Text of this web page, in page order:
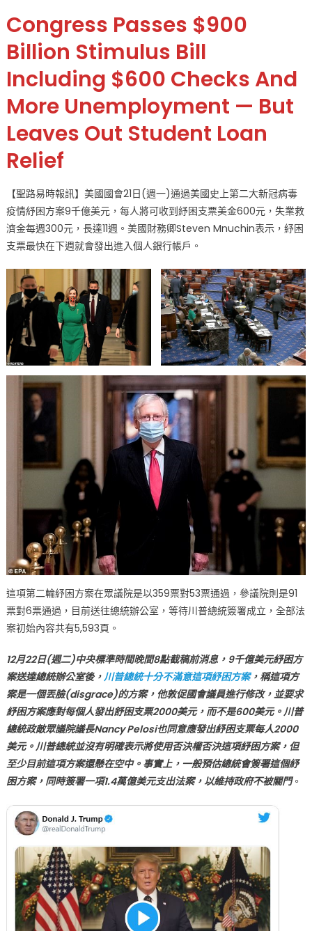
國
上
第
二
大
困
會
通
過
每
$600
每
週
$300
目
前
這
項
方
案
還
懸
中
Congress Passes $900
Billion Stimulus Bill
Including $600 Checks And
More Unemployment — But
Leaves Out Student Loan
Relief
【聖路易時報訊】美國國會21日(週一)通過美國史上第二大新冠病毒
疫情紓困方案9千億美元，每人將可收到紓困支票美金600元，失業救
濟金每週300元，長達11週。美國財務卿Steven Mnuchin表示，紓困
支票最快在下週就會發出進入個人銀行帳戶。
這項第二輪紓困方案在眾議院是以359票對53票通過，參議院則是91
票對6票通過，目前送往總統辦公室，等待川普總統簽署成立，全部法
案初始內容共有5,593頁。
12月22日(週二)中央標準時間晚間8點截稿前消息，9千億美元紓困方
案送達總統辦公室後，川普總統十分不滿意這項紓困方案，稱這項方
案是一個丟臉(disgrace)的方案，他敦促國會議員進行修改，並要求
紓困方案應對每個人發出舒困支票2000美元，而不是600美元。川普
總統政敵眾議院議長Nancy Pelosi也同意應發出紓困支票每人2000
美元。川普總統並沒有明確表示將使用否決權否決這項紓困方案，但
至少目前這項方案還懸在空中。事實上，一般預估總統會簽署這個紓
困方案，同時簽署一項1.4萬億美元支出法案，以維持政府不被關門。